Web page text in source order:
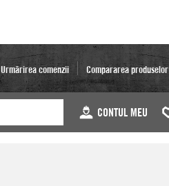
Urmărirea comenzii Compararea produselor
CONTUL MEU